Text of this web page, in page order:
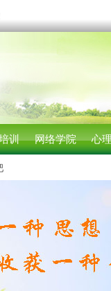
训 网络学院 心